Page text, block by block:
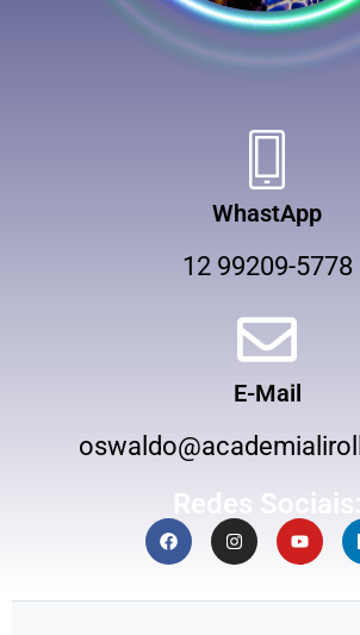
WhastApp
12 99209-5778
E-Mail
Redes Sociais: